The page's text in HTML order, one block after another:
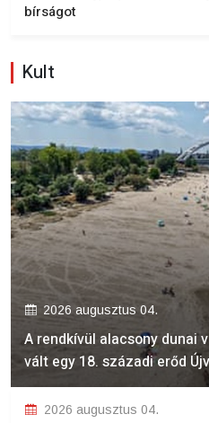
bírságot
Kult
2026 augusztus 04.
A rendkívül alacsony dunai
vált egy 18. századi erőd
2026 augusztus 04.